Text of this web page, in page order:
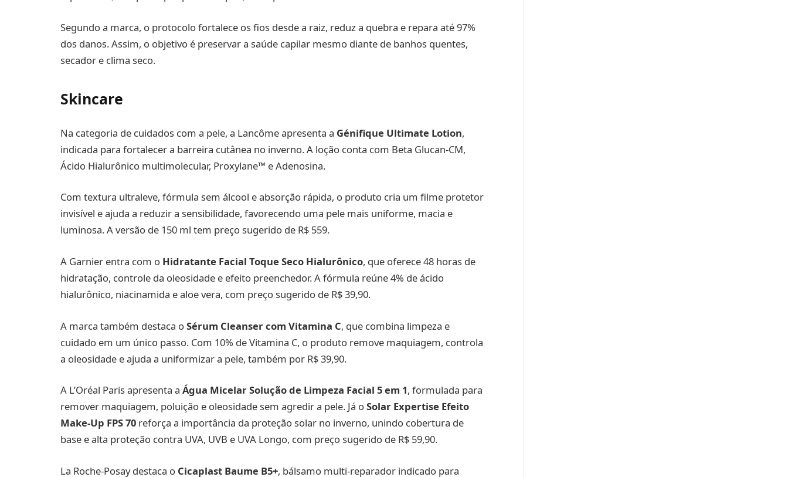
Segundo a marca, o protocolo fortalece os fios desde a raiz, reduz a quebra e repara até 97%
dos danos. Assim, o objetivo é preservar a saúde capilar mesmo diante de banhos quentes,
secador e clima seco.
Skincare
Na categoria de cuidados com a pele, a Lancôme apresenta a Génifique Ultimate Lotion,
indicada para fortalecer a barreira cutânea no inverno. A loção conta com Beta Glucan-CM,
Ácido Hialurônico multimolecular, Proxylane™ e Adenosina.
Com textura ultraleve, fórmula sem álcool e absorção rápida, o produto cria um filme protetor
invisível e ajuda a reduzir a sensibilidade, favorecendo uma pele mais uniforme, macia e
luminosa. A versão de 150 ml tem preço sugerido de R$ 559.
A Garnier entra com o Hidratante Facial Toque Seco Hialurônico, que oferece 48 horas de
hidratação, controle da oleosidade e efeito preenchedor. A fórmula reúne 4% de ácido
hialurônico, niacinamida e aloe vera, com preço sugerido de R$ 39,90.
A marca também destaca oSérum Cleanser com Vitamina C, que combina limpeza e
cuidado em um único passo. Com 10% de Vitamina C, o produto remove maquiagem, controla
a oleosidade e ajuda a uniformizar a pele, também por R$ 39,90.
A L’Oréal Paris apresenta a Água Micelar Solução de Limpeza Facial 5 em 1, formulada para
remover maquiagem, poluição e oleosidade sem agredir a pele. Já oSolar Expertise Efeito
Make-Up FPS 70 reforça a importância da proteção solar no inverno, unindo cobertura de
base e alta proteção contra UVA, UVB e UVA Longo, com preço sugerido de R$ 59,90.
La Roche-Posay destaca o Cicaplast Baume B5+, bálsamo multi-reparador indicado para